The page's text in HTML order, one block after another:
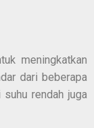
meningkatkan
dari beberapa
rendah juga